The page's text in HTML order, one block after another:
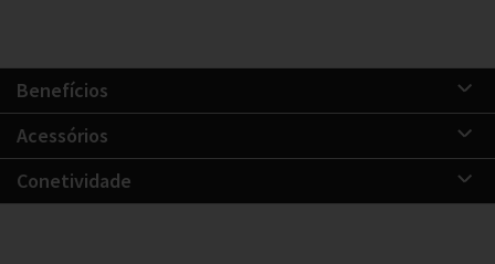
Benefícios
Acessórios
Conetividade